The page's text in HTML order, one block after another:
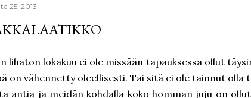
25, 2013
lihaton lokakuu ei ole missään tapauksessa ollut
on vähennetty oleellisesti. Tai sitä ei ole tainnut olla
antia ja meidän kohdalla koko homman juju on